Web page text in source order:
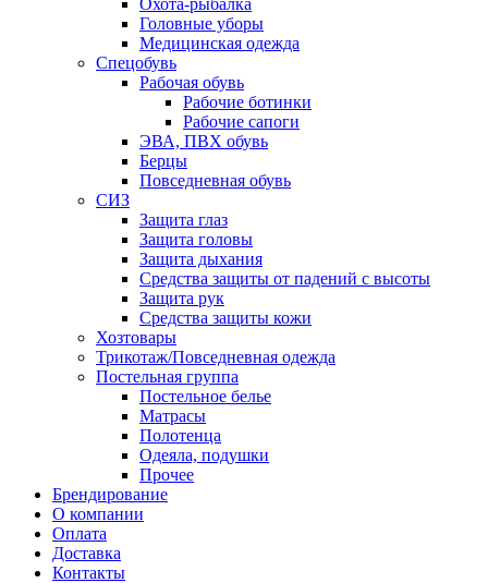
Охота-рыбалка
Головные уборы
Медицинская одежда
Спецобувь
Рабочая обувь
Рабочие ботинки
Рабочие сапоги
ЭВА, ПВХ обувь
Берцы
Повседневная обувь
СИЗ
Защита глаз
Защита головы
Защита дыхания
Средства защиты от падений с высоты
Защита рук
Средства защиты кожи
Хозтовары
Трикотаж/Повседневная одежда
Постельная группа
Постельное белье
Матрасы
Полотенца
Одеяла, подушки
Прочее
Брендирование
О компании
Оплата
Доставка
Контакты